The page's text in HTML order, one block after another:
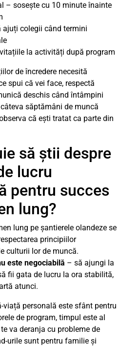
– sosește cu 10 minute înainte
ajuți colegii când termini
la activități după program
de încredere necesită
spui că vei face, respectă
deschis când întâmpini
săptămâni de muncă
că ești tratat ca parte din
să știi despre
lucru
pentru succes
lung?
lung pe șantierele olandeze se
principiilor
culturii lor de muncă.
este negociabilă – să ajungi la
fii gata de lucru la ora stabilită,
atunci.
viață personală este sfânt pentru
de program, timpul este al
va deranja cu probleme de
urile sunt pentru familie și